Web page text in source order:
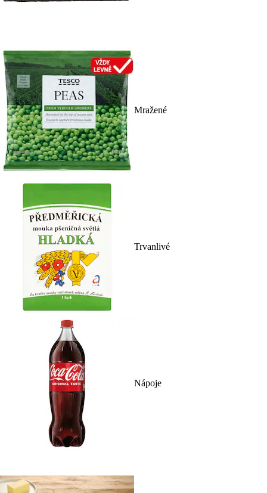
Mražené
Trvanlivé
Nápoje